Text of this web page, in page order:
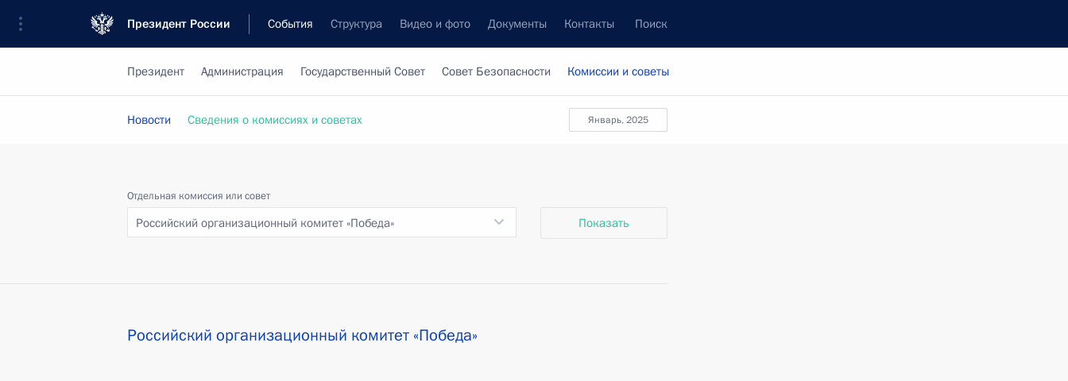
Президент России События Структура Видео и фото Документы Контакты Поиск
Президент Администрация Государственный Совет Совет Безопасности Комиссии и советы
январь, 2025
Новости Сведения о комиссиях и советах
Отдельная комиссия или совет
Российский организационный комитет «Победа» Показать
Российский организационный комитет «Победа»